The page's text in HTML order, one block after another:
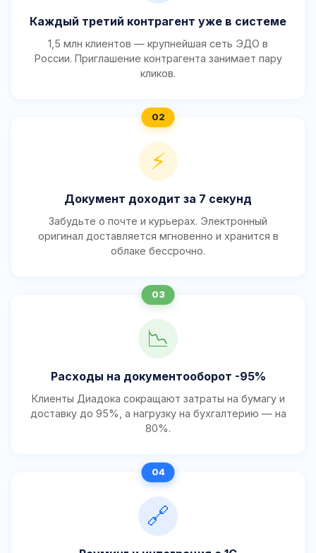
Каждый третий контрагент уже в системе
1,5 млн клиентов — крупнейшая сеть ЭДО в
России. Приглашение контрагента занимает пару
кликов.
⚡
Документ доходит за 7 секунд
Забудьте о почте и курьерах. Электронный
оригинал доставляется мгновенно и хранится в
облаке бессрочно.
📉
Расходы на документооборот -95%
Клиенты Диадока сокращают затраты на бумагу и
доставку до 95%, а нагрузку на бухгалтерию — на
80%.
🔗